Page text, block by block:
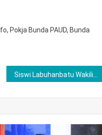
Pokja Bunda PAUD, Bunda